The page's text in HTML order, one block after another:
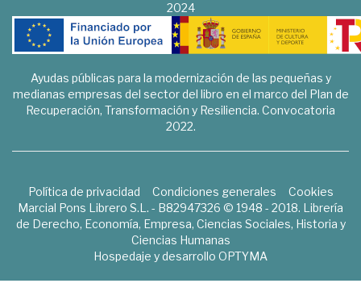
2024
Ayudas públicas para la modernización de las pequeñas y
medianas empresas del sector del libro en el marco del Plan de
Recuperación, Transformación y Resiliencia. Convocatoria
2022.
Política de privacidad Condiciones generales
Cookies
Marcial Pons Librero S.L. - B82947326 © 1948 - 2018. Librería
de Derecho, Economía, Empresa, Ciencias Sociales, Historia y
Ciencias Humanas
Hospedaje y desarrollo OPTYMA